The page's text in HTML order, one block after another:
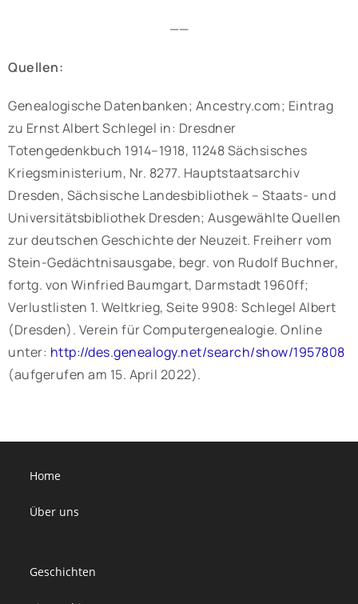
——
Quellen:
Genealogische Datenbanken; Ancestry.com; Eintrag
zu Ernst Albert Schlegel in: Dresdner
Totengedenkbuch 1914–1918, 11248 Sächsisches
Kriegsministerium, Nr. 8277. Hauptstaatsarchiv
Dresden, Sächsische Landesbibliothek – Staats- und
Universitätsbibliothek Dresden; Ausgewählte Quellen
zur deutschen Geschichte der Neuzeit. Freiherr vom
Stein-Gedächtnisausgabe, begr. von Rudolf Buchner,
fortg. von Winfried Baumgart, Darmstadt 1960ff;
Verlustlisten 1. Weltkrieg, Seite 9908: Schlegel Albert
(Dresden). Verein für Computergenealogie. Online
unter: http://des.genealogy.net/search/show/1957808
(aufgerufen am 15. April 2022).
Home
Über uns
Geschichten